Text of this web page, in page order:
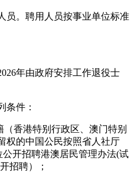
。聘用人员按事业单位标准
年由政府安排工作退役士
件：
香港特别行政区、澳门特别
权的中国公民按照省人社厅
公开招聘港澳居民管理办法(试
招聘）；